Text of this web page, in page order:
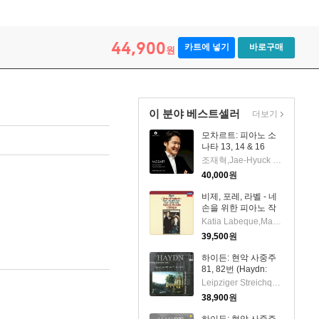
44,900원 카트에 넣기 바로구매
이 분야 베스트셀러
모차르트: 피아노 소
나타 13, 14 & 16
(Mozart: Piano
Sonatas Nos.13, 14
& 16)(CD) - 조재혁
(Jae-Hyuck Cho)
조재혁,Jae-Hyuck Cho
40,000원
비제, 포레, 라벨 - 네
손을 위한 피아노 작
품집 (Bizet: Jeux
D'enfants, Faure:
Dolly Suite, Ravel:
Ma Mere L'oye)
(UHQCD)(일본반) -
Katia Labeque
Katia Labeque,Marielle Labeque
39,500원
하이든: 현악 사중주
81, 82번 (Haydn:
String Quartet No.81
& 82)(CD) -
Leipziger
Streichquartett
Leipziger Streichquartett
38,900원
더보기